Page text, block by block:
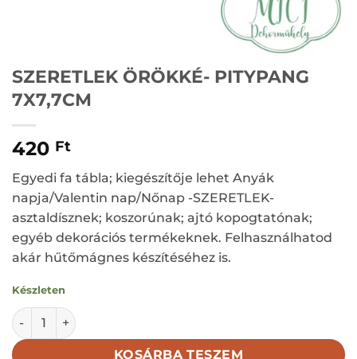
SZERETLEK ÖRÖKKÉ- PITYPANG
7X7,7CM
420 Ft
Egyedi fa tábla; kiegészítője lehet Anyák
napja/Valentin nap/Nőnap -SZERETLEK-
asztaldísznek; koszorúnak; ajtó kopogtatónak;
egyéb dekorációs termékeknek. Felhasználhatod
akár hűtőmágnes készítéséhez is.
Készleten
SZERETLEK ÖRÖKKÉ- PITYPANG 7X7,7CM mennyiség
KOSÁRBA TESZEM